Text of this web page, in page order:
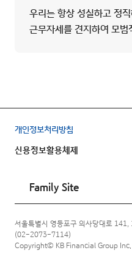
우리는 항상 성실하고 정
근무자세를 견지하여 모
개인정보처리방침
신용정보활용체제
Family Site
서울특별시 영등포구 의사당대로
(02-2073-7114)
Copyright© KB Financial Group